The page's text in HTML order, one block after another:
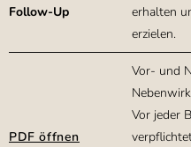
Follow-Up
erhalten
erzielen.
PDF öffnen
Vor- und
Vor jeder